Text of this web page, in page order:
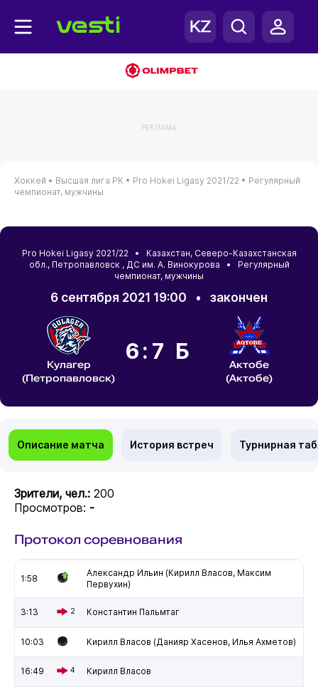
РЕКЛАМА
Хоккей • Высшая лига РК • Pro Hokei Ligasy 2021/22 • Регулярный
чемпионат, мужчины
Pro Hokei Ligasy 2021/22 • Казахстан, Северо-Казахстанская
обл., Петропавловск , ДС им. А. Винокурова • Регулярный
чемпионат, мужчины
6 сентября 2021 19:00 • закончен
Кулагер
(Петропавловск)
6:7 Б
Актобе
(Актобе)
Описание матча История встреч Турнирная
Зрители, чел.: 200
Просмотров: -
Протокол соревнования
1:58
Александр Ильин (Кирилл Власов, Максим
Первухин)
3:13 2 Константин Пальмтаг
10:03 Кирилл Власов (Данияр Хасенов, Илья Ахметов)
16:49 4 Кирилл Власов